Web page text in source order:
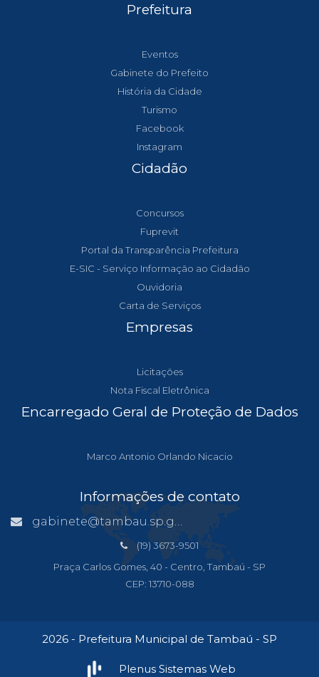
Prefeitura
Eventos
Gabinete do Prefeito
História da Cidade
Turismo
Facebook
Instagram
Cidadão
Concursos
Fuprevit
Portal da Transparência Prefeitura
E-SIC - Serviço Informação ao Cidadão
Ouvidoria
Carta de Serviços
Empresas
Licitações
Nota Fiscal Eletrônica
Encarregado Geral de Proteção de Dados
Marco Antonio Orlando Nicacio
Informações de contato
gabinete@tambau.sp.gov.br
(19) 3673-9501
Praça Carlos Gomes, 40 - Centro, Tambaú - SP
CEP: 13710-088
2026 - Prefeitura Municipal de Tambaú - SP
Plenus Sistemas Web